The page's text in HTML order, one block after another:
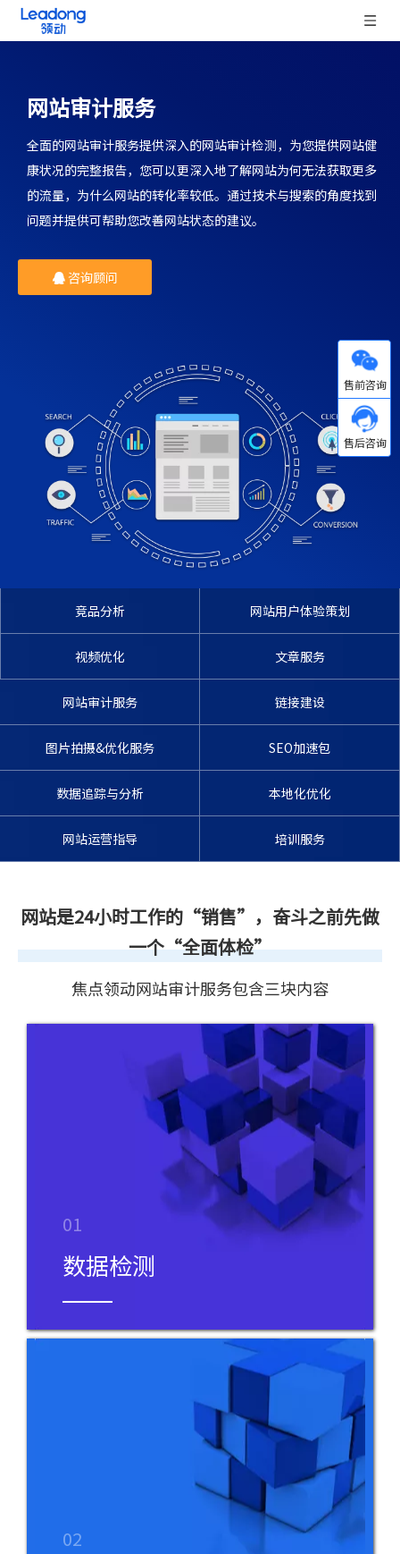
网站审计服务
全面的网站审计服务提供深入的网站审计检测，为您提供网站健
康状况的完整报告，您可以更深入地了解网站为何无法获取更多
的流量，为什么网站的转化率较低。通过技术与搜索的角度找到
问题并提供可帮助您改善网站状态的建议。
咨询顾问
竞品分析
视频优化
网站用户体验策划
文章服务
网站审计服务
图片拍摄&优化服务
链接建设
SEO加速包
数据追踪与分析
网站运营指导
本地化优化
培训服务
网站是24小时工作的“销售”，奋斗之前先做
一个“全面体检”
焦点领动网站审计服务包含三块内容
01
数据检测
02
微信